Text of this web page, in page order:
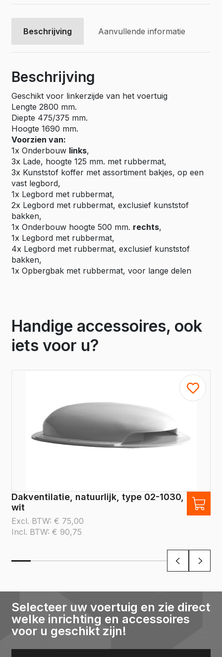
aantal
Beschrijving Aanvullende informatie
Beschrijving
Geschikt voor linkerzijde van het voertuig
Lengte 2800 mm.
Diepte 475/375 mm.
Hoogte 1690 mm.
Voorzien van:
1x Onderbouw links,
3x Lade, hoogte 125 mm. met rubbermat,
3x Kunststof koffer met assortiment bakjes, op een
vast legbord,
1x Legbord met rubbermat,
2x Legbord met rubbermat, exclusief kunststof
bakken,
1x Onderbouw hoogte 500 mm. rechts,
1x Legbord met rubbermat,
4x Legbord met rubbermat, exclusief kunststof
bakken,
1x Opbergbak met rubbermat, voor lange delen
Handige accessoires, ook
iets voor u?
Dakventilatie, natuurlijk, type 02-1030,
wit
Excl. BTW: € 75,00
Incl. BTW: € 90,75
Selecteer uw voertuig en zie direct
welke inrichting en accessoires
voor u geschikt zijn!